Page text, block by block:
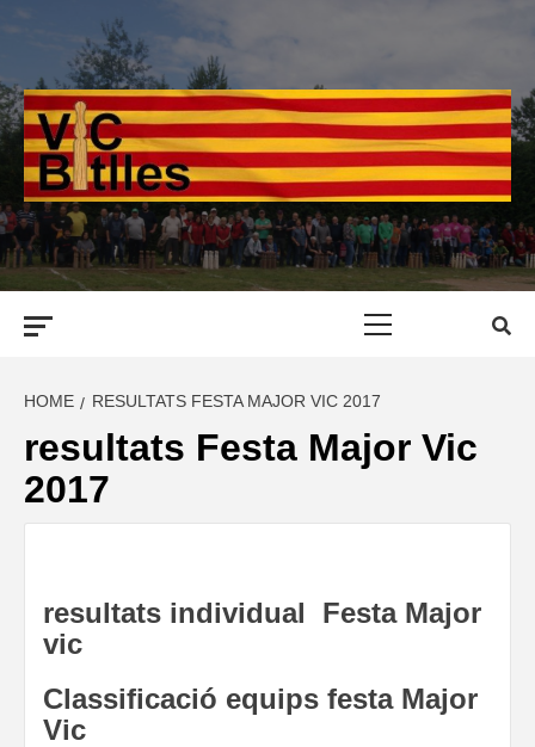
HOME RESULTATS FESTA MAJOR VIC 2017
resultats Festa Major Vic
2017
resultats individual Festa Major
vic
Classificació equips festa Major
Vic